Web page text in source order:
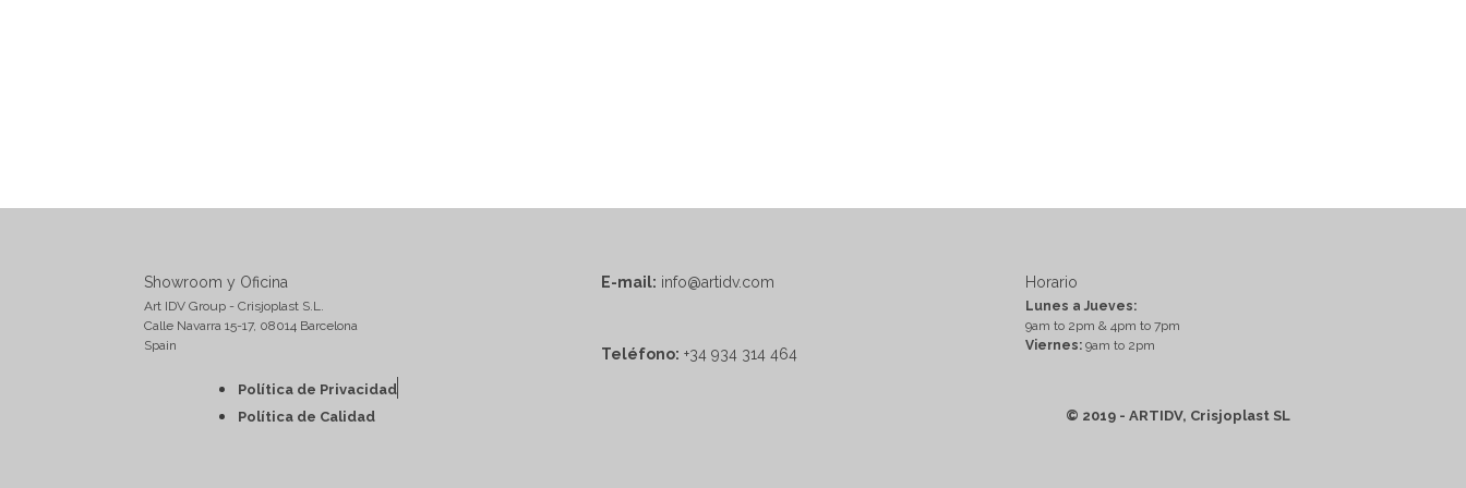
Showroom y Oficina
Art IDV Group - Crisjoplast S.L.
Calle Navarra 15-17, 08014 Barcelona
Spain
E-mail: info@artidv.com
Teléfono: +34 934 314 464
Horario
Lunes a Jueves:
9am to 2pm & 4pm to 7pm
Viernes: 9am to 2pm
Política de Privacidad
Política de Calidad
© 2019 - ARTIDV, Crisjoplast SL